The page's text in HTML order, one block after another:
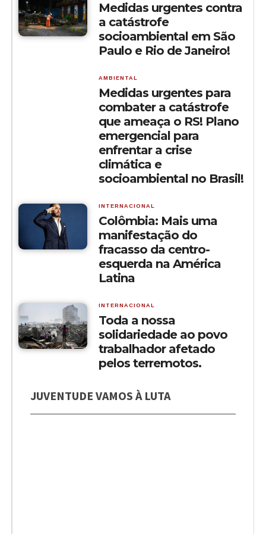
Medidas urgentes contra
a catástrofe
socioambiental em São
Paulo e Rio de Janeiro!
AMBIENTAL
Medidas urgentes para
combater a catástrofe
que ameaça o RS! Plano
emergencial para
enfrentar a crise
climática e
socioambiental no Brasil!
INTERNACIONAL
Colômbia: Mais uma
manifestação do
fracasso da centro-
esquerda na América
Latina
INTERNACIONAL
Toda a nossa
solidariedade ao povo
trabalhador afetado
pelos terremotos.
JUVENTUDE VAMOS À LUTA